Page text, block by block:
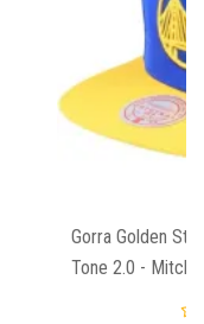
Gorra Golden
Tone 2.0 -